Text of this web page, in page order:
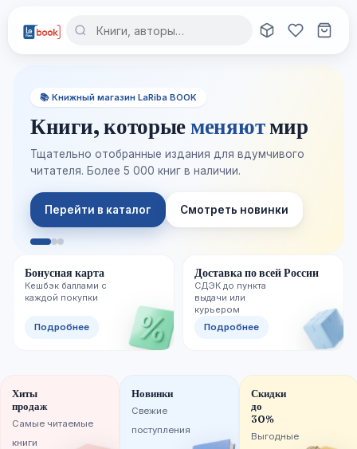
📚 Книжный магазин LaRiba BOOK
Книги, которыеменяютмир
Тщательно отобранные издания для вдумчивого
читателя. Более 5 000 книг в наличии.
Перейти в каталог Смотреть новинки
Бонусная карта
Кешбэк баллами с
каждой покупки
Подробнее
Доставка по всей России
СДЭК до пункта
выдачи или
курьером
Подробнее
Хиты
продаж
Самые читаемые
книги
Новинки
Свежие
поступления
Скидки
до
30%
Выгодные